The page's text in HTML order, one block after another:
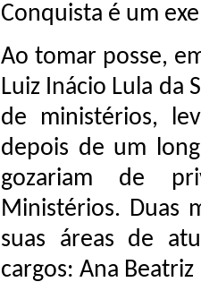
Conquista é um
Ao tomar posse,
Luiz Inácio Lula da
de ministérios,
depois de um
gozariam de
Ministérios. Duas
suas áreas de
cargos: Ana